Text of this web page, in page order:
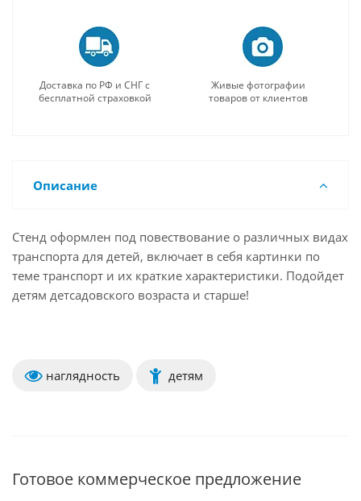
Доставка по РФ и СНГ с
бесплатной страховкой
Живые фотографии
товаров от клиентов
Описание
Стенд оформлен под повествование о различных видах
транспорта для детей, включает в себя картинки по
теме транспорт и их краткие характеристики. Подойдет
детям детсадовского возраста и старше!
наглядность детям
Готовое коммерческое предложение